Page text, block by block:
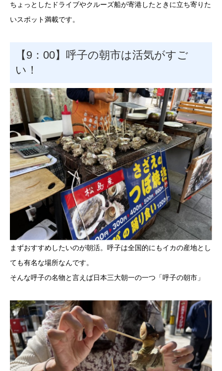
ちょっとしたドライブやクルーズ船が寄港したときに立ち寄りた
いスポット満載です。
【9：00】呼子の朝市は活気がすご
い！
まずおすすめしたいのが朝活。呼子は全国的にもイカの産地とし
ても有名な場所なんです。
そんな呼子の名物と言えば日本三大朝一の一つ「呼子の朝市」